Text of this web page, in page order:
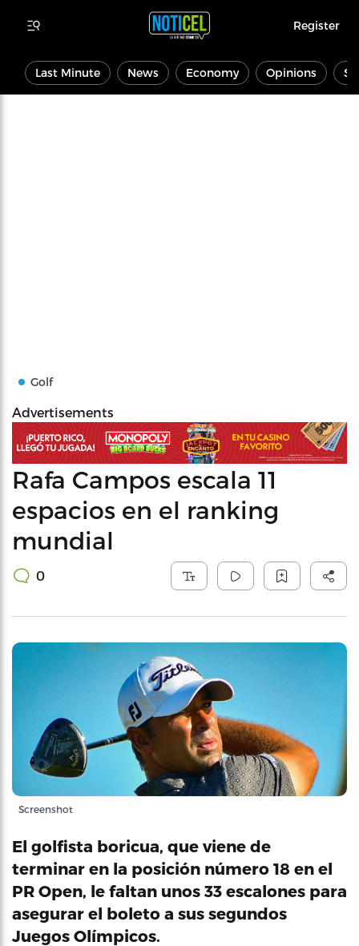
Register
Last Minute News Economy Opinions
Golf
Advertisements
Rafa Campos escala 11
espacios en el ranking
mundial
0
Screenshot
El golfista boricua, que viene de
terminar en la posición número 18 en el
PR Open, le faltan unos 33 escalones para
asegurar el boleto a sus segundos
Juegos Olímpicos.